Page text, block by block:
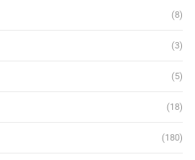
(8)
(3)
(5)
(18)
(180)